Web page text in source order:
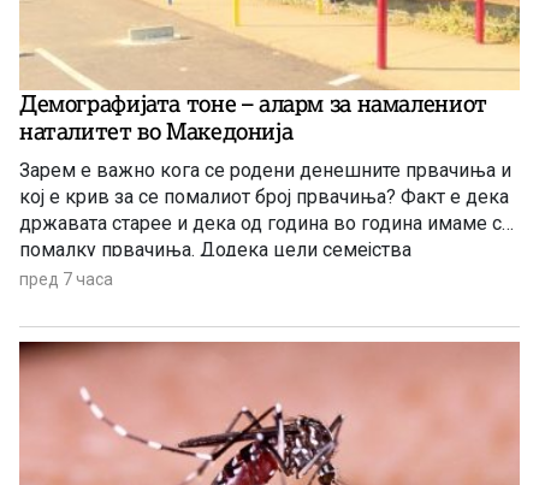
Демографијата тоне – аларм за намалениот
наталитет во Македонија
Зарем е важно кога се родени денешните првачиња и
кој е крив за се помалиот број првачиња? Факт е дека
државата старее и дека од година во година имаме се
помалку првачиња. Додека цели семејства
заминуваат од државата, политичарите си наоѓаат нова
итни мерки за да се спречи одливот на млади.
пред 7 часа